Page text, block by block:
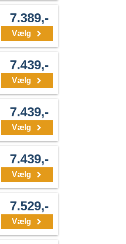
7.389,-
Vælg
7.439,-
Vælg
7.439,-
Vælg
7.439,-
Vælg
7.529,-
Vælg